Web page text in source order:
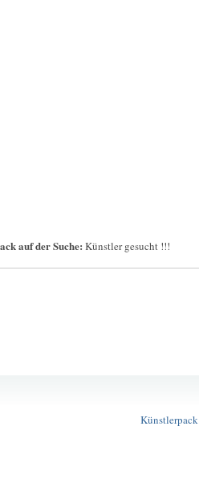
auf der Suche: Künstler gesucht !!!
Künstlerpack